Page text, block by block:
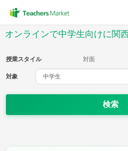
オンラインで中学生向けに関
授業スタイル 対面
対象
検索
教科